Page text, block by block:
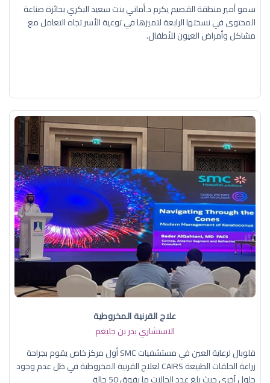
سمو أمير منطقة القصيم يكرم د.أماني بنت سعيد البكري بجائزة صناعة
المحتوى في نسختها الرابعة لتميزها في توعية الأسر تجاه التعامل مع
مشاكل وأمراض العيون للأطفال.
علاج القرنية المخروطية
الاستشاري بدر بن جليغم
قلوبال لرعاية العين في مستشفيات SMC أول مركز خاص يقوم بجراحة
زراعة الحلقات الطبيعة CAIRS لعلاج القرنية المخروطية في ظل عدم وجود
حلول آخرى حيث بلغ عدد الحالات ما يفوق 50 حالة